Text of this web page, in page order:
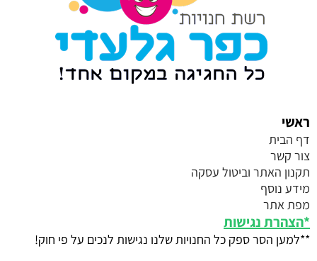
ראשי
דף הבית
צור קשר
תקנון האתר וביטול עסקה
מידע נוסף
מפת אתר
*הצהרת נגישות
**למען הסר ספק כל החנויות שלנו נגישות לנכים על פי חוק!